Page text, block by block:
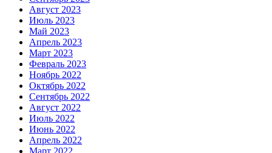
Август 2023
Июль 2023
Май 2023
Апрель 2023
Март 2023
Февраль 2023
Ноябрь 2022
Октябрь 2022
Сентябрь 2022
Август 2022
Июль 2022
Июнь 2022
Апрель 2022
Март 2022